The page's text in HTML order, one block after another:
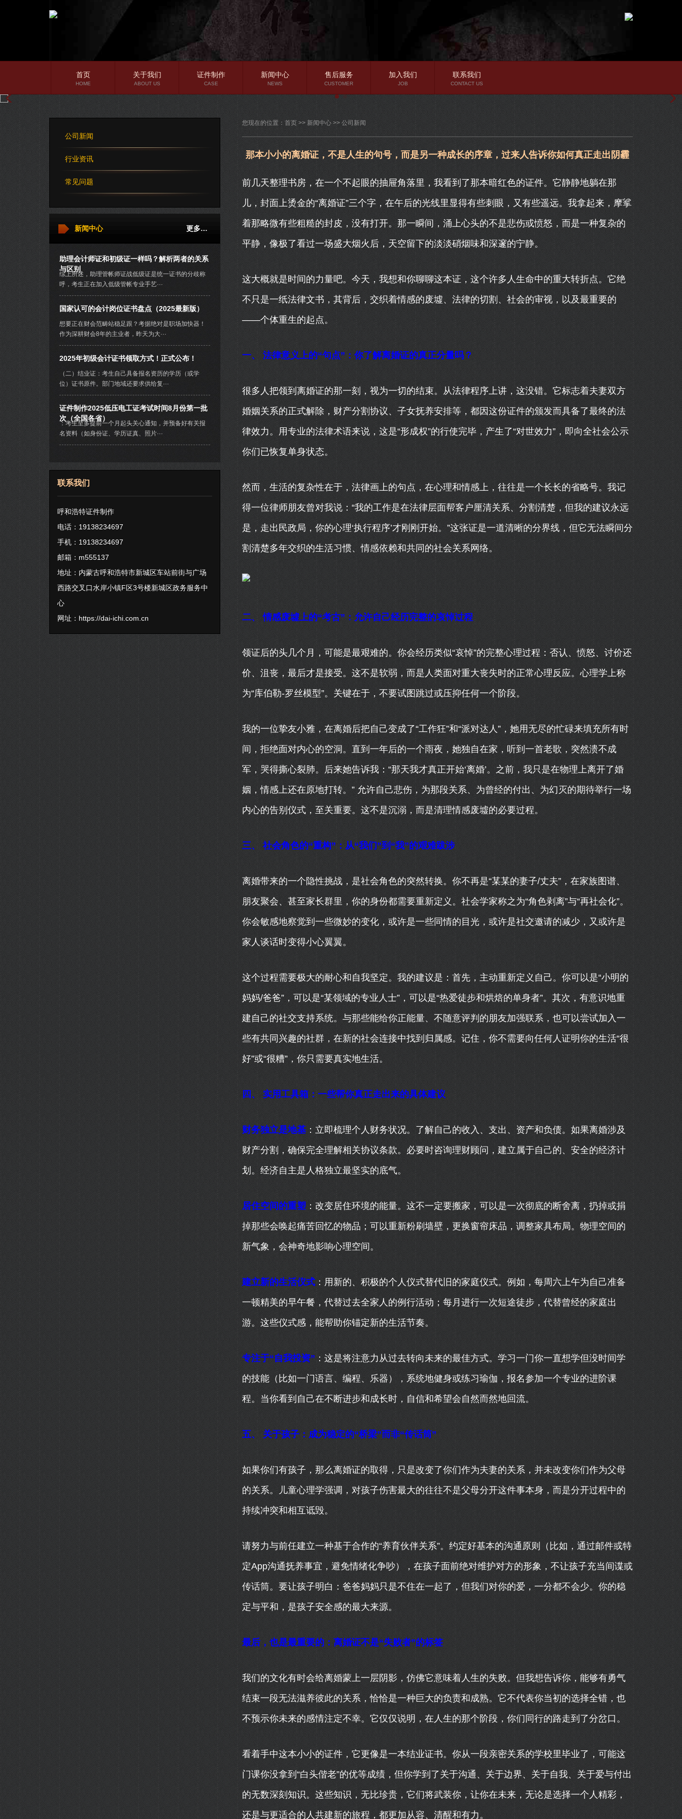
行业资讯
常见问题
首页
HOME
关于我们
ABOUT US
证件制作
CASE
新闻中心
NEWS
售后服务
CUSTOMER
加入我们
JOB
联系我们
CONTACT US
公司新闻
行业资讯
常见问题
更多…
新闻中心
助理会计师证和初级证一样吗？解析两者的关系
与区别
综上所述，助理管帐师证战低级证是统一证书的分歧称
呼，考生正在加入低级管帐专业手艺···
国家认可的会计岗位证书盘点（2025最新版）
想要正在财会范畴站稳足跟？考据绝对是职场加快器！
作为深耕财会8年的主业者，昨天为大···
2025年初级会计证书领取方式！正式公布！
（二）结业证：考生自己具备报名资历的学历（或学
位）证书原件。部门地域还要求供给复···
证件制作2025低压电工证考试时间8月份第一批
次（全国各省）
：考生至多提前一个月起头关心通知，并预备好有关报
名资料（如身份证、学历证真、照片···
联系我们
呼和浩特证件制作
电话：19138234697
手机：19138234697
邮箱：m555137
地址：内蒙古呼和浩特市新城区车站前街与广场
西路交叉口水岸小镇F区3号楼新城区政务服务中
心
网址： https://dai-ichi.com.cn
您现在的位置： 首页 >> 新闻中心 >> 公司新闻
那本小小的离婚证，不是人生的句号，而是另一种成长的序章，过来人告诉你如何真正走出阴霾
前几天整理书房，在一个不起眼的抽屉角落里，我看到了那本暗红色的证件。它静静地躺在那
儿，封面上烫金的“离婚证”三个字，在午后的光线里显得有些刺眼，又有些遥远。我拿起来，摩挲
着那略微有些粗糙的封皮，没有打开。那一瞬间，涌上心头的不是悲伤或愤怒，而是一种复杂的
平静，像极了看过一场盛大烟火后，天空留下的淡淡硝烟味和深邃的宁静。
这大概就是时间的力量吧。今天，我想和你聊聊这本证，这个许多人生命中的重大转折点。它绝
不只是一纸法律文书，其背后，交织着情感的废墟、法律的切割、社会的审视，以及最重要的
——个体重生的起点。
一、 法律意义上的“句点”：你了解离婚证的真正分量吗？
很多人把领到离婚证的那一刻，视为一切的结束。从法律程序上讲，这没错。它标志着夫妻双方
婚姻关系的正式解除，财产分割协议、子女抚养安排等，都因这份证件的颁发而具备了最终的法
律效力。用专业的法律术语来说，这是“形成权”的行使完毕，产生了“对世效力”，即向全社会公示
你们已恢复单身状态。
然而，生活的复杂性在于，法律画上的句点，在心理和情感上，往往是一个长长的省略号。我记
得一位律师朋友曾对我说：“我的工作是在法律层面帮客户厘清关系、分割清楚，但我的建议永远
是，走出民政局，你的心理‘执行程序’才刚刚开始。”这张证是一道清晰的分界线，但它无法瞬间分
割清楚多年交织的生活习惯、情感依赖和共同的社会关系网络。
二、 情感废墟上的“考古”：允许自己经历完整的哀悼过程
领证后的头几个月，可能是最艰难的。你会经历类似“哀悼”的完整心理过程：否认、愤怒、讨价还
价、沮丧，最后才是接受。这不是软弱，而是人类面对重大丧失时的正常心理反应。心理学上称
为“库伯勒-罗丝模型”。关键在于，不要试图跳过或压抑任何一个阶段。
我的一位挚友小雅，在离婚后把自己变成了“工作狂”和“派对达人”，她用无尽的忙碌来填充所有时
间，拒绝面对内心的空洞。直到一年后的一个雨夜，她独自在家，听到一首老歌，突然溃不成
军，哭得撕心裂肺。后来她告诉我：“那天我才真正开始‘离婚’。之前，我只是在物理上离开了婚
姻，情感上还在原地打转。” 允许自己悲伤，为那段关系、为曾经的付出、为幻灭的期待举行一场
内心的告别仪式，至关重要。这不是沉溺，而是清理情感废墟的必要过程。
三、 社会角色的“重构”：从“我们”到“我”的艰难跋涉
离婚带来的一个隐性挑战，是社会角色的突然转换。你不再是“某某的妻子/丈夫”，在家族图谱、
朋友聚会、甚至家长群里，你的身份都需要重新定义。社会学家称之为“角色剥离”与“再社会化”。
你会敏感地察觉到一些微妙的变化，或许是一些同情的目光，或许是社交邀请的减少，又或许是
家人谈话时变得小心翼翼。
这个过程需要极大的耐心和自我坚定。我的建议是：首先，主动重新定义自己。你可以是“小明的
妈妈/爸爸”，可以是“某领域的专业人士”，可以是“热爱徒步和烘焙的单身者”。其次，有意识地重
建自己的社交支持系统。与那些能给你正能量、不随意评判的朋友加强联系，也可以尝试加入一
些有共同兴趣的社群，在新的社会连接中找到归属感。记住，你不需要向任何人证明你的生活“很
好”或“很糟”，你只需要真实地生活。
四、 实用工具箱：一些帮你真正走出来的具体建议
财务独立是地基：立即梳理个人财务状况。了解自己的收入、支出、资产和负债。如果离婚涉及
财产分割，确保完全理解相关协议条款。必要时咨询理财顾问，建立属于自己的、安全的经济计
划。经济自主是人格独立最坚实的底气。
居住空间的重塑 ：改变居住环境的能量。这不一定要搬家，可以是一次彻底的断舍离，扔掉或捐
掉那些会唤起痛苦回忆的物品；可以重新粉刷墙壁，更换窗帘床品，调整家具布局。物理空间的
新气象，会神奇地影响心理空间。
建立新的生活仪式 ：用新的、积极的个人仪式替代旧的家庭仪式。例如，每周六上午为自己准备
一顿精美的早午餐，代替过去全家人的例行活动；每月进行一次短途徒步，代替曾经的家庭出
游。这些仪式感，能帮助你锚定新的生活节奏。
专注于“自我投资” ：这是将注意力从过去转向未来的最佳方式。学习一门你一直想学但没时间学
的技能（比如一门语言、编程、乐器），系统地健身或练习瑜伽，报名参加一个专业的进阶课
程。当你看到自己在不断进步和成长时，自信和希望会自然而然地回流。
五、 关于孩子：成为稳定的“桥梁”而非“传话筒”
如果你们有孩子，那么离婚证的取得，只是改变了你们作为夫妻的关系，并未改变你们作为父母
的关系。儿童心理学强调，对孩子伤害最大的往往不是父母分开这件事本身，而是分开过程中的
持续冲突和相互诋毁。
请努力与前任建立一种基于合作的“养育伙伴关系”。约定好基本的沟通原则（比如，通过邮件或特
定App沟通抚养事宜，避免情绪化争吵），在孩子面前绝对维护对方的形象，不让孩子充当间谍或
传话筒。要让孩子明白：爸爸妈妈只是不住在一起了，但我们对你的爱，一分都不会少。你的稳
定与平和，是孩子安全感的最大来源。
最后，也是最重要的：离婚证不是“失败者”的标签
我们的文化有时会给离婚蒙上一层阴影，仿佛它意味着人生的失败。但我想告诉你，能够有勇气
结束一段无法滋养彼此的关系，恰恰是一种巨大的负责和成熟。它不代表你当初的选择全错，也
不预示你未来的感情注定不幸。它仅仅说明，在人生的那个阶段，你们同行的路走到了分岔口。
看着手中这本小小的证件，它更像是一本结业证书。你从一段亲密关系的学校里毕业了，可能这
门课你没拿到“白头偕老”的优等成绩，但你学到了关于沟通、关于边界、关于自我、关于爱与付出
的无数深刻知识。这些知识，无比珍贵，它们将武装你，让你在未来，无论是选择一个人精彩，
还是与更适合的人共建新的旅程，都更加从容、清醒和有力。